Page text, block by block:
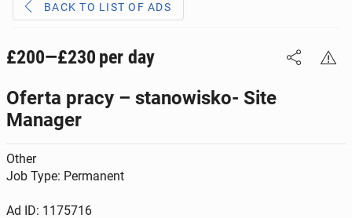
BUSINESS
AUTOMOTIVE online ads
BUY & SELL 45
BACK TO LIST OF ADS
£200—£230 per day
Oferta pracy – stanowisko- Site
Manager
Other
Job Type: Permanent
Ad ID: 1175716